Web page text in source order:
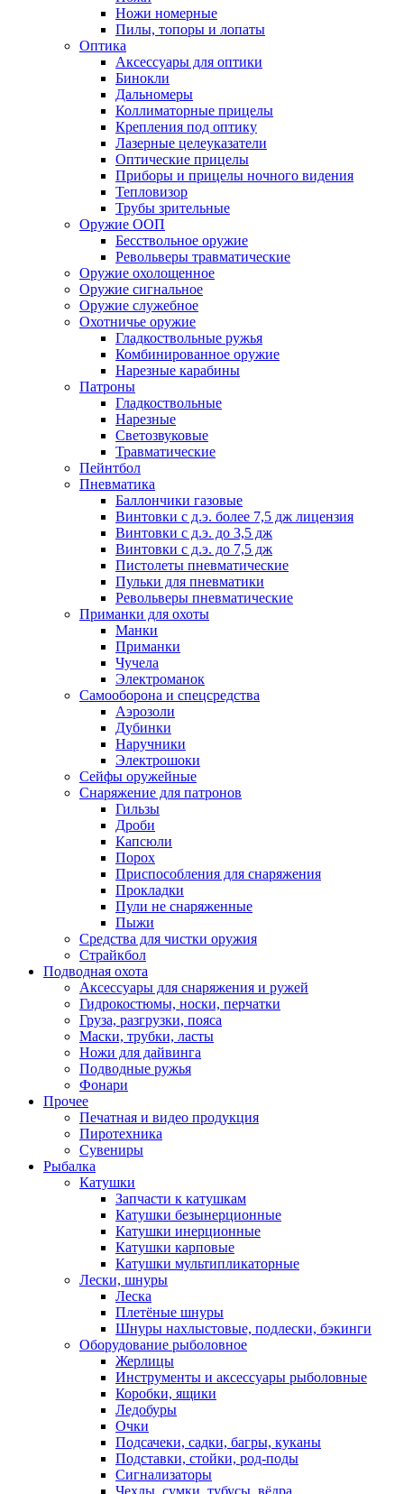
Ножи номерные
Пилы, топоры и лопаты
Оптика
Аксессуары для оптики
Бинокли
Дальномеры
Коллиматорные прицелы
Крепления под оптику
Лазерные целеуказатели
Оптические прицелы
Приборы и прицелы ночного видения
Тепловизор
Трубы зрительные
Оружие ООП
Бесствольное оружие
Револьверы травматические
Оружие охолощенное
Оружие сигнальное
Оружие служебное
Охотничье оружие
Гладкоствольные ружья
Комбинированное оружие
Нарезные карабины
Патроны
Гладкоствольные
Нарезные
Светозвуковые
Травматические
Пейнтбол
Пневматика
Баллончики газовые
Винтовки с д.э. более 7,5 дж лицензия
Винтовки с д.э. до 3,5 дж
Винтовки с д.э. до 7,5 дж
Пистолеты пневматические
Пульки для пневматики
Револьверы пневматические
Приманки для охоты
Манки
Приманки
Чучела
Электроманок
Самооборона и спецсредства
Аэрозоли
Дубинки
Наручники
Электрошоки
Сейфы оружейные
Снаряжение для патронов
Гильзы
Дроби
Капсюли
Порох
Приспособления для снаряжения
Прокладки
Пули не снаряженные
Пыжи
Средства для чистки оружия
Страйкбол
Подводная охота
Аксессуары для снаряжения и ружей
Гидрокостюмы, носки, перчатки
Груза, разгрузки, пояса
Маски, трубки, ласты
Ножи для дайвинга
Подводные ружья
Фонари
Прочее
Печатная и видео продукция
Пиротехника
Сувениры
Рыбалка
Катушки
Запчасти к катушкам
Катушки безынерционные
Катушки инерционные
Катушки карповые
Катушки мультипликаторные
Лески, шнуры
Леска
Плетёные шнуры
Шнуры нахлыстовые, подлески, бэкинги
Оборудование рыболовное
Жерлицы
Инструменты и аксессуары рыболовные
Коробки, ящики
Ледобуры
Очки
Подсачеки, садки, багры, куканы
Подставки, стойки, род-поды
Сигнализаторы
Чехлы, сумки, тубусы, вёдра